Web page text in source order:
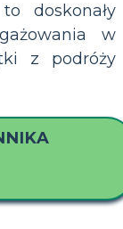
doskonały
w
z podróży